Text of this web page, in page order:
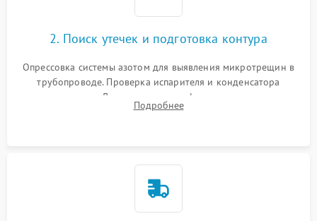
2. Поиск утечек и подготовка контура
Опрессовка системы азотом для выявления микротрещин в
трубопроводе. Проверка испарителя и конденсатора
течеискателем. Демонтаж старого фильтра-осушителя и
продувка капиллярной трубки для устранения засоров.
Подробнее